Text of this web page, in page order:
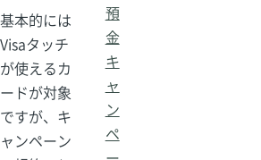
基本的には
Visaタッチ
が使えるカ
ードが対象
ですが、キ
ャンペーン
預
金
キ
ャ
ン
ペ